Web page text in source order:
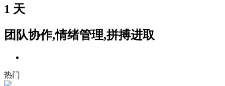
1 天
团队协作,情绪管理,拼搏进取
热门